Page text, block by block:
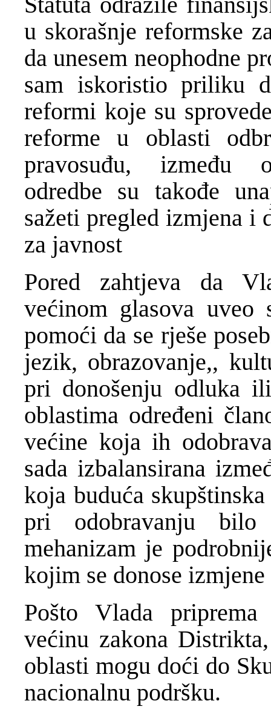
u skorašnje reformske
da unesem neophodne
sam iskoristio priliku
reformi koje su
reforme u oblasti
pravosuđu, između
odredbe su takođe
sažeti pregled izmjena i
za javnost
Pored zahtjeva da
većinom glasova
pomoći da se rješe
jezik, obrazovanje,,
pri donošenju odluka
oblastima određeni
većine koja ih
sada izbalansirana
koja buduća
pri odobravanju
mehanizam je
kojim se donose izmjene
Pošto Vlada
većinu zakona
oblasti mogu doći do
nacionalnu podršku.